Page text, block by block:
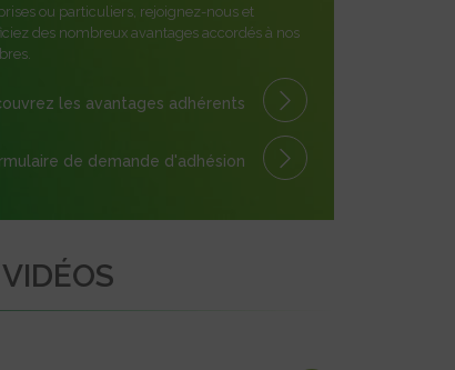
ou particuliers, rejoignez-nous et
des nombreux avantages accordés à nos
les avantages adhérents
de demande d'adhésion
VIDÉOS